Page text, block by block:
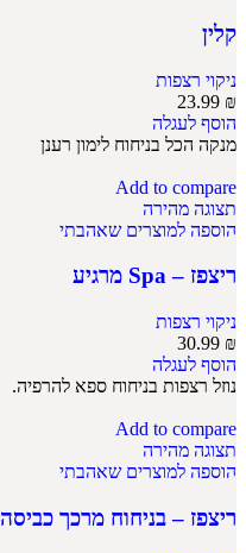
קלין
ניקוי רצפות
23.99 ₪
הוסף לעגלה
מנקה הכל בניחוח לימון רענן
Add to compare
תצוגה מהירה
הוספה למוצרים שאהבתי
ריצפז – Spa מרגיע
ניקוי רצפות
30.99 ₪
הוסף לעגלה
נוזל רצפות בניחוח ספא להרפיה.
Add to compare
תצוגה מהירה
הוספה למוצרים שאהבתי
ריצפז – בניחוח מרכך כביסה